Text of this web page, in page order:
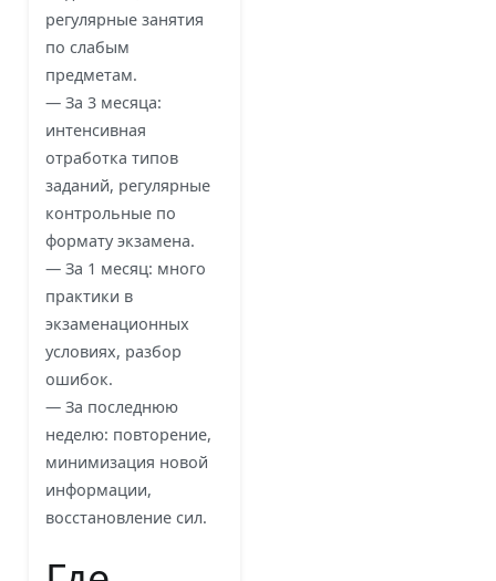
регулярные занятия
по слабым
предметам.
— За 3 месяца:
интенсивная
отработка типов
заданий, регулярные
контрольные по
формату экзамена.
— За 1 месяц: много
практики в
экзаменационных
условиях, разбор
ошибок.
— За последнюю
неделю: повторение,
минимизация новой
информации,
восстановление сил.